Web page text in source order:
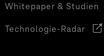
Whitepaper & Studien
Technologie-Radar